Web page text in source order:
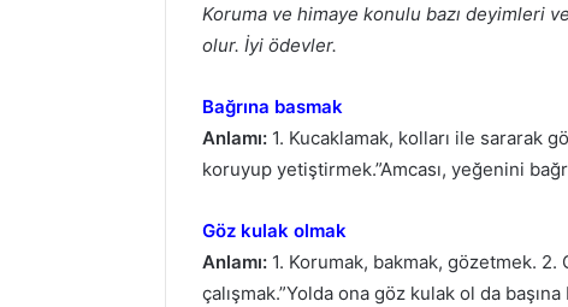
Koruma ve himaye konulu bazı deyimleri
olur. İyi ödevler.
Bağrına basmak
Anlamı: 1. Kucaklamak, kolları ile sararak
koruyup yetiştirmek.”Amcası, yeğenini
Göz kulak olmak
Anlamı: 1. Korumak, bakmak, gözetmek.
çalışmak.”Yolda ona göz kulak ol da